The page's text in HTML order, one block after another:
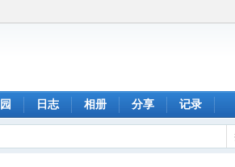
日志 相册 分享 记录